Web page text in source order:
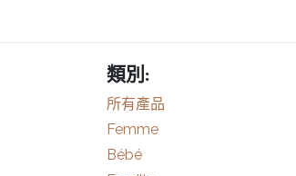
類別:
所有產品
Femme
Bébé